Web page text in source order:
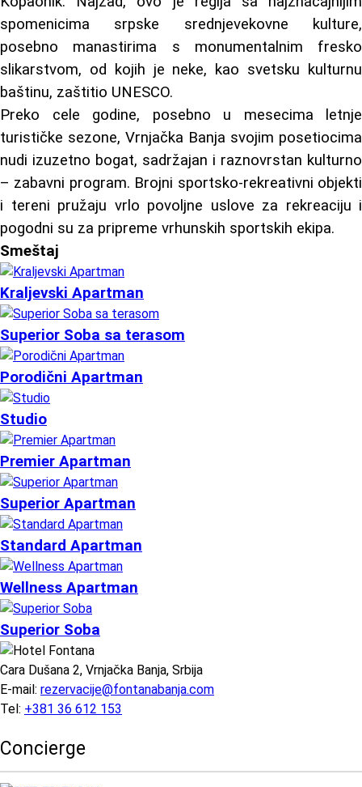
spomenicima srpske srednjevekovne kulture,
posebno manastirima s monumentalnim fresko
slikarstvom, od kojih je neke, kao svetsku kulturnu
baštinu, zaštitio UNESCO.
Preko cele godine, posebno u mesecima letnje
turističke sezone, Vrnjačka Banja svojim posetiocima
nudi izuzetno bogat, sadržajan i raznovrstan kulturno
– zabavni program. Brojni sportsko-rekreativni objekti
i tereni pružaju vrlo povoljne uslove za rekreaciju i
pogodni su za pripreme vrhunskih sportskih ekipa.
Smeštaj
Kraljevski Apartman
Superior Soba sa terasom
Porodični Apartman
Studio
Premier Apartman
Superior Apartman
Standard Apartman
Wellness Apartman
Superior Soba
Cara Dušana 2, Vrnjačka Banja, Srbija
E-mail: rezervacije@fontanabanja.com
Tel: +381 36 612 153
Concierge